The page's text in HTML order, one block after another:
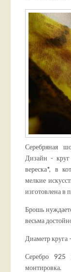
Серебряная
Дизайн - круг
вереска*, в
мелкие
изготовлена в
Брошь
весьма
Диаметр круга
Серебро 925
монтировка.